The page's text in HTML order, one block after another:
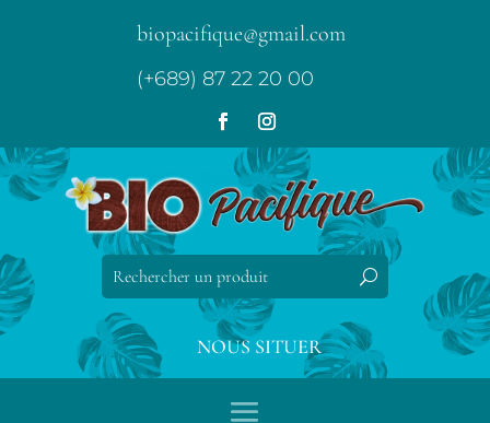
biopacifique@gmail.com
(+689) 87 22 20 00
NOUS SITUER